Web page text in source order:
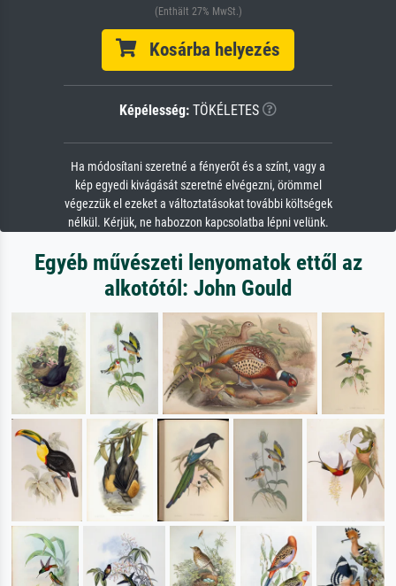
(Enthält 27% MwSt.)
Kosárba helyezés
Képélesség: TÖKÉLETES
Ha módosítani szeretné a fényerőt és a színt, vagy a
kép egyedi kivágását szeretné elvégezni, örömmel
végezzük el ezeket a változtatásokat további költségek
nélkül. Kérjük, ne habozzon kapcsolatba lépni velünk.
Egyéb művészeti lenyomatok ettől az
alkotótól: John Gould